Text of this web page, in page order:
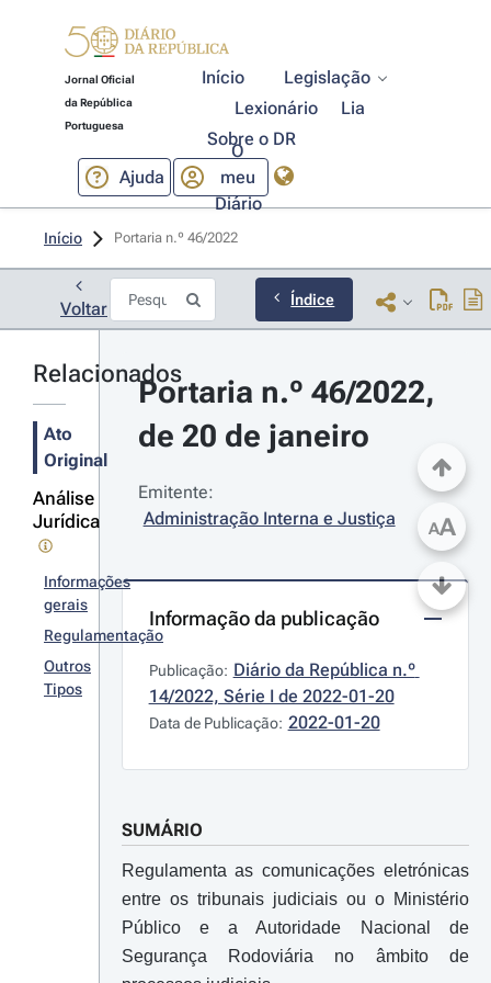
Jornal Oficial
da República
Portuguesa
Início
Legislação
Lexionário
Lia
Sobre o DR
Ajuda
O
meu
Diário
Início Portaria n.º 46/2022
Voltar Índice
Relacionados
Ato
Original
Análise
Jurídica
Informações
gerais
Regulamentação
Outros
Tipos
Portaria n.º 46/2022,
de 20 de janeiro
Emitente:
Administração Interna e Justiça
Informação da publicação
Publicação: Diário da República n.º
14/2022, Série I de 2022-01-20
Data de Publicação: 2022-01-20
SUMÁRIO
Regulamenta as comunicações eletrónicas
entre os tribunais judiciais ou o Ministério
Público e a Autoridade Nacional de
Segurança Rodoviária no âmbito de
AA